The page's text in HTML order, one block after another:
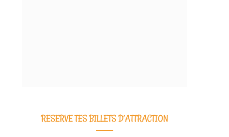
RESERVE TES BILLETS D’ATTRACTION